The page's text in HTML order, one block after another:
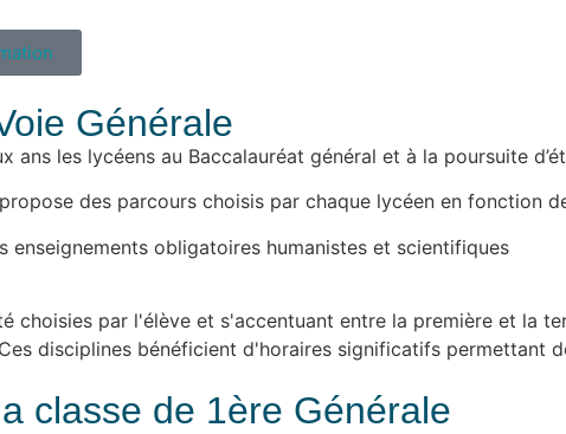
Générale
ans les lycéens au Baccalauréat général et à la poursuite
des parcours choisis par chaque lycéen en fonction
enseignements obligatoires humanistes et scientifiques
choisies par l'élève et s'accentuant entre la première et la
disciplines bénéficient d'horaires significatifs permettant
classe de 1ère Générale